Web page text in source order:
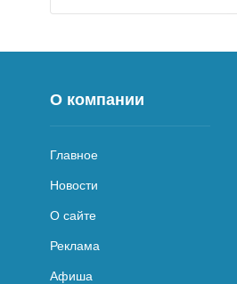
О компании
Главное
Новости
О сайте
Реклама
Афиша